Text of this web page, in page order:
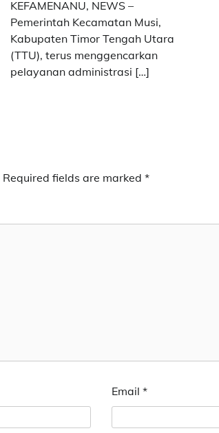
KEFAMENANU, NEWS –
Pemerintah Kecamatan Musi,
Kabupaten Timor Tengah Utara
(TTU), terus menggencarkan
pelayanan administrasi […]
Required fields are marked *
Email *